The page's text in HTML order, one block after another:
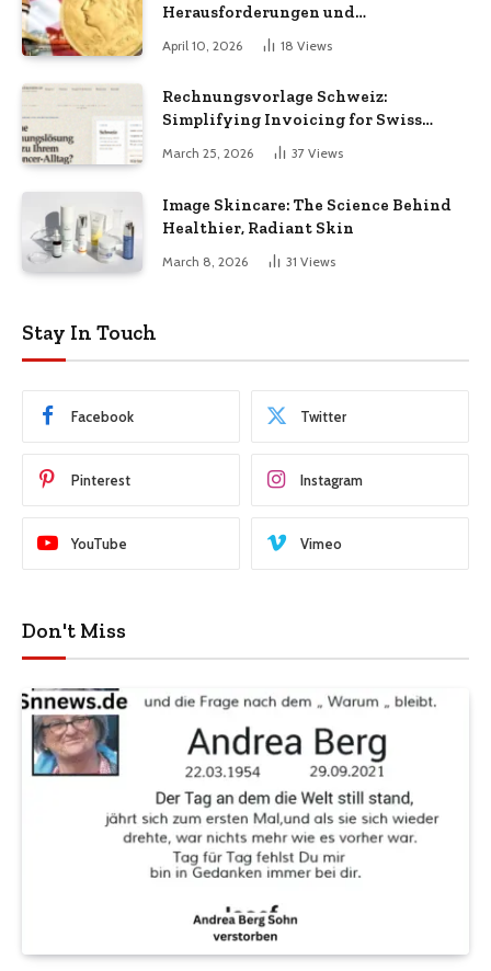
Herausforderungen und
Erfolgsfaktoren im Unternehmertum
April 10, 2026 18 Views
Rechnungsvorlage Schweiz:
Simplifying Invoicing for Swiss
March 25, 2026 37 Views
Image Skincare: The Science Behind
Healthier, Radiant Skin
March 8, 2026 31 Views
Stay In Touch
Facebook Twitter
Pinterest Instagram
YouTube Vimeo
Don't Miss